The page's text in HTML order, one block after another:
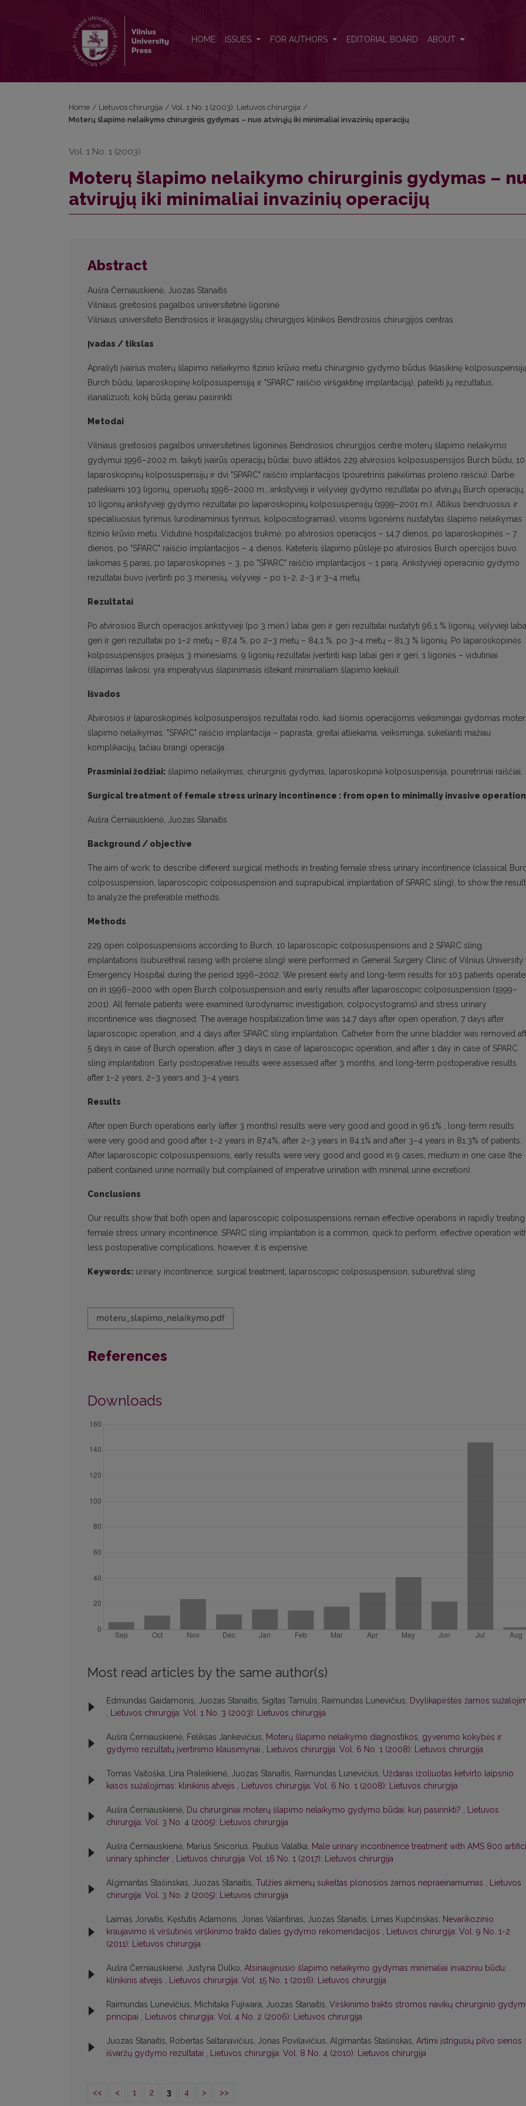
HOME ISSUES FOR AUTHORS EDITORIAL BOARD ABOUT
Home / Lietuvos chirurgija / Vol. 1 No. 1 (2003): Lietuvos chirurgija /
Moterų šlapimo nelaikymo chirurginis gydymas – nuo atvirųjų iki minimaliai invazinių operacijų
Vol. 1 No. 1 (2003)
Moterų šlapimo nelaikymo chirurginis gydymas –
atvirųjų iki minimaliai invazinių operacijų
Abstract
Aušra Černiauskienė, Juozas Stanaitis
Vilniaus greitosios pagalbos universitetinė ligoninė
Vilniaus universiteto Bendrosios ir kraujagyslių chirurgijos klinikos Bendrosios chirurgijos centras
Įvadas / tikslas
Aprašyti įvairius moterų šlapimo nelaikymo fizinio krūvio metu chirurginio gydymo būdus (klasikinę
Burch būdu, laparoskopinę kolposuspensiją ir "SPARC" raiščio viršgaktinę implantaciją), pateikti jų rezultatus,
išanalizuoti, kokį būdą geriau pasirinkti.
Metodai
Vilniaus greitosios pagalbos universitetinės ligoninės Bendrosios chirurgijos centre moterų šlapimo nelaikymo
gydymui 1996–2002 m. taikyti įvairūs operacijų būdai: buvo atliktos 229 atvirosios kolposuspensijos Burch būdu, 10
laparoskopinių kolposuspensijų ir dvi "SPARC" raiščio implantacijos (pouretrinis pakėlimas proleno raiščiu). Darbe
pateikiami 103 ligonių, operuotų 1996–2000 m., ankstyvieji ir vėlyvieji gydymo rezultatai po atvirųjų Burch
10 ligonių ankstyvieji gydymo rezultatai po laparoskopinių kolposuspensijų (1999–2001 m.). Atlikus bendruosius ir
specialiuosius tyrimus (urodinaminius tyrimus, kolpocistogramas), visoms ligonėms nustatytas šlapimo nelaikymas
fizinio krūvio metu. Vidutinė hospitalizacijos trukmė: po atvirosios operacijos – 14,7 dienos, po laparoskopinės – 7
dienos, po "SPARC" raiščio implantacijos – 4 dienos. Kateteris šlapimo pūslėje po atvirosios Burch opercijos buvo
laikomas 5 paras, po laparoskopinės – 3, po "SPARC" raiščio implantacijos – 1 parą. Ankstyvieji operacinio gydymo
rezultatai buvo įvertinti po 3 mėnesių, vėlyvieji – po 1–2, 2–3 ir 3–4 metų.
Rezultatai
Po atvirosios Burch operacijos ankstyvieji (po 3 mėn.) labai geri ir geri rezultatai nustatyti 96,1 % ligonių, vėlyvieji
geri ir geri rezultatai po 1–2 metų – 87,4 %, po 2–3 metų – 84,1 %, po 3–4 metų – 81,3 % ligonių. Po laparoskopinės
kolposuspensijos praėjus 3 mėnesiams, 9 ligonių rezultatai įvertinti kaip labai geri ir geri, 1 ligonės – vidutiniai
(šlapimas laikosi, yra imperatyvus šlapinimasis ištekant minimaliam šlapimo kiekiui).
Išvados
Atvirosios ir laparoskopinės kolposuspensijos rezultatai rodo, kad šiomis operacijomis veiksmingai gydomas
šlapimo nelaikymas. "SPARC" raiščio implantacija – paprasta, greitai atliekama, veiksminga, sukelianti mažiau
komplikacijų, tačiau brangi operacija.
Prasminiai žodžiai: šlapimo nelaikymas, chirurginis gydymas, laparoskopinė kolposuspensija, pouretriniai raiščiai.
Surgical treatment of female stress urinary incontinence : from open to minimally invasive
Aušra Černiauskienė, Juozas Stanaitis
Background / objective
The aim of work: to describe different surgical methods in treating female stress urinary incontinence (classical
colposuspension, laparoscopic colposuspension and suprapubical implantation of SPARC sling), to show the
to analyze the preferable methods.
Methods
229 open colposuspensions according to Burch, 10 laparoscopic colposuspensions and 2 SPARC sling
implantations (suburethral raising with prolene sling) were performed in General Surgery Clinic of Vilnius University
Emergency Hospital during the period 1996–2002. We present early and long-term results for 103 patients
on in 1996–2000 with open Burch colposuspension and early results after laparoscopic colposuspension (1999–
2001). All female patients were examined (urodynamic investigation, colpocystograms) and stress urinary
incontinence was diagnosed. The average hospitalization time was 14.7 days after open operation, 7 days after
laparoscopic operation, and 4 days after SPARC sling implantation. Catheter from the urine bladder was removed
5 days in case of Burch operation, after 3 days in case of laparoscopic operation, and after 1 day in case of SPARC
sling implantation. Early postoperative results were assessed after 3 months, and long-term postoperative results
after 1–2 years, 2–3 years and 3–4 years.
Results
After open Burch operations early (after 3 months) results were very good and good in 96.1% , long-term results
were very good and good after 1–2 years in 87.4%, after 2–3 years in 84.1% and after 3–4 years in 81.3% of patients.
After laparoscopic colposuspensions, early results were very good and good in 9 cases, medium in one case (the
patient contained urine normally but complained of imperative urination with minimal urine excretion).
Conclusions
Our results show that both open and laparoscopic colposuspensions remain effective operations in rapidly treating
female stress urinary incontinence. SPARC sling implantation is a common, quick to perform, effective operation
less postoperative complications, however, it is expensive.
Keywords: urinary incontinence, surgical treatment, laparoscopic colposuspension, suburethral sling.
moteru_slapimo_nelaikymo.pdf
References
Downloads
Most read articles by the same author(s)
Edmundas Gaidamonis, Juozas Stanaitis, Sigitas Tamulis, Raimundas Lunevičius, Dvylikapirštės žarnos
, Lietuvos chirurgija: Vol. 1 No. 3 (2003): Lietuvos chirurgija
Aušra Černiauskienė, Feliksas Jankevičius, Moterų šlapimo nelaikymo diagnostikos, gyvenimo kokybės ir
gydymo rezultatų įvertinimo klausimynai , Lietuvos chirurgija: Vol. 6 No. 1 (2008): Lietuvos chirurgija
Tomas Vaitoška, Lina Praleikienė, Juozas Stanaitis, Raimundas Lunevičius, Uždaras izoliuotas ketvirto laipsnio
kasos sužalojimas: klinikinis atvejis , Lietuvos chirurgija: Vol. 6 No. 1 (2008): Lietuvos chirurgija
Aušra Černiauskienė, Du chirurginiai moterų šlapimo nelaikymo gydymo būdai: kurį pasirinkti? , Lietuvos
chirurgija: Vol. 3 No. 4 (2005): Lietuvos chirurgija
Aušra Černiauskienė, Marius Snicorius, Paulius Valatka, Male urinary incontinence treatment with AMS 800
urinary sphincter , Lietuvos chirurgija: Vol. 16 No. 1 (2017): Lietuvos chirurgija
Algimantas Stašinskas, Juozas Stanaitis, Tulžies akmenų sukeltas plonosios žarnos nepraeinamumas , Lietuvos
chirurgija: Vol. 3 No. 2 (2005): Lietuvos chirurgija
Laimas Jonaitis, Kęstutis Adamonis, Jonas Valantinas, Juozas Stanaitis, Limas Kupčinskas, Nevarikozinio
kraujavimo iš viršutinės virškinimo trakto dalies gydymo rekomendacijos , Lietuvos chirurgija: Vol. 9 No. 1-2
(2011): Lietuvos chirurgija
Aušra Černiauskienė, Justyna Dulko, Atsinaujinusio šlapimo nelaikymo gydymas minimaliai invaziniu būdu:
klinikinis atvejis , Lietuvos chirurgija: Vol. 15 No. 1 (2016): Lietuvos chirurgija
Raimundas Lunevičius, Michitaka Fujiwara, Juozas Stanaitis, Virškinimo trakto stromos navikų chirurginio
principai , Lietuvos chirurgija: Vol. 4 No. 2 (2006): Lietuvos chirurgija
Juozas Stanaitis, Robertas Saltanavičius, Jonas Povilavičius, Algimantas Stašinskas, Artimi įstrigusių pilvo sienos
išvaržų gydymo rezultatai , Lietuvos chirurgija: Vol. 8 No. 4 (2010): Lietuvos chirurgija
<< < 1 2 3 4 > >>